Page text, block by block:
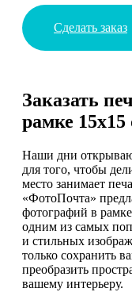
Сделать заказ
Заказать
рамке
Наши дни
для того, чтобы
место занимает
«ФотоПочта»
фотографий в
одним из самых
и стильных
только сохранить
преобразить
вашему интерьеру.